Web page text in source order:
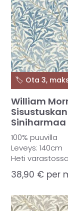
William
Siniharmaa
100% puuvilla
Leveys: 140cm
Heti varastossa
38,90 € per
🏷️ Ota 3,